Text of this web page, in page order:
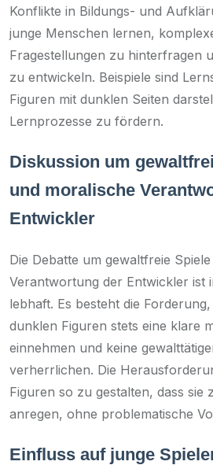
Konflikte in Bildungs- und
junge Menschen lernen,
Fragestellungen zu hinterfragen
zu entwickeln. Beispiele sind
Figuren mit dunklen Seiten
Lernprozesse zu fördern.
Diskussion um
und moralische
Entwickler
Die Debatte um gewaltfreie
Verantwortung der Entwickler ist
lebhaft. Es besteht die
dunklen Figuren stets eine klare
einnehmen und keine
verherrlichen. Die
Figuren so zu gestalten, dass sie
anregen, ohne problematische
Einfluss auf junge